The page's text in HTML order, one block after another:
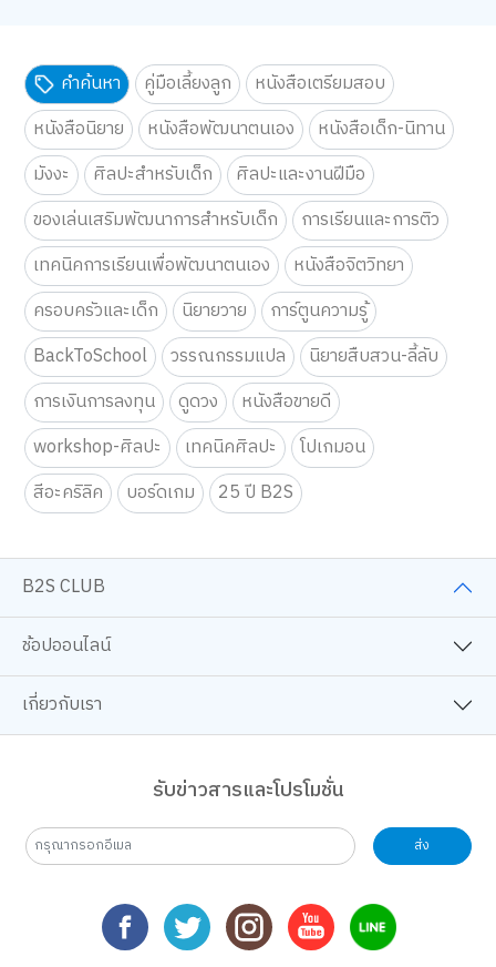
คำค้นหา คู่มือเลี้ยงลูก
หนังสือเตรียมสอบ
หนังสือนิยาย
หนังสือพัฒนาตนเอง
หนังสือเด็ก-นิทาน
มังงะ
ศิลปะสำหรับเด็ก
ศิลปะและงานฝีมือ
ของเล่นเสริมพัฒนาการสำหรับเด็ก
การเรียนและการติว
เทคนิคการเรียนเพื่อพัฒนาตนเอง
หนังสือจิตวิทยา
ครอบครัวและเด็ก
นิยายวาย
การ์ตูนความรู้
BackToSchool
วรรณกรรมแปล
นิยายสืบสวน-ลี้ลับ
การเงินการลงทุน
ดูดวง
หนังสือขายดี
workshop-ศิลปะ
เทคนิคศิลปะ
โปเกมอน
สีอะคริลิค
บอร์ดเกม 25 ปี B2S
B2S CLUB
ช้อปออนไลน์
เกี่ยวกับเรา
รับข่าวสารและโปรโมชั่น
ส่ง